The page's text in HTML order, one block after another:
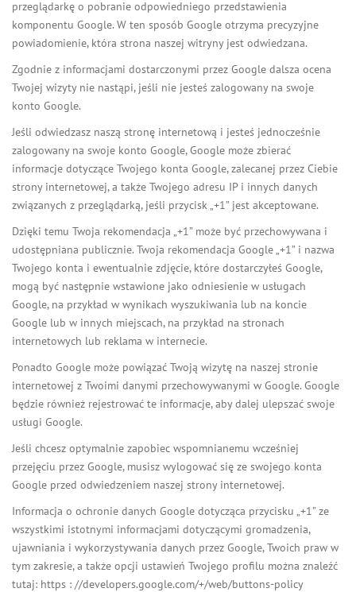
przeglądarkę o pobranie odpowiedniego przedstawienia
komponentu Google. W ten sposób Google otrzyma precyzyjne
powiadomienie, która strona naszej witryny jest odwiedzana.
Zgodnie z informacjami dostarczonymi przez Google dalsza ocena
Twojej wizyty nie nastąpi, jeśli nie jesteś zalogowany na swoje
konto Google.
Jeśli odwiedzasz naszą stronę internetową i jesteś jednocześnie
zalogowany na swoje konto Google, Google może zbierać
informacje dotyczące Twojego konta Google, zalecanej przez Ciebie
strony internetowej, a także Twojego adresu IP i innych danych
związanych z przeglądarką, jeśli przycisk „+1” jest akceptowane.
Dzięki temu Twoja rekomendacja „+1” może być przechowywana i
udostępniana publicznie. Twoja rekomendacja Google „+1” i nazwa
Twojego konta i ewentualnie zdjęcie, które dostarczyłeś Google,
mogą być następnie wstawione jako odniesienie w usługach
Google, na przykład w wynikach wyszukiwania lub na koncie
Google lub w innych miejscach, na przykład na stronach
internetowych lub reklama w internecie.
Ponadto Google może powiązać Twoją wizytę na naszej stronie
internetowej z Twoimi danymi przechowywanymi w Google. Google
będzie również rejestrować te informacje, aby dalej ulepszać swoje
usługi Google.
Jeśli chcesz optymalnie zapobiec wspomnianemu wcześniej
przejęciu przez Google, musisz wylogować się ze swojego konta
Google przed odwiedzeniem naszej strony internetowej.
Informacja o ochronie danych Google dotycząca przycisku „+1” ze
wszystkimi istotnymi informacjami dotyczącymi gromadzenia,
ujawniania i wykorzystywania danych przez Google, Twoich praw w
tym zakresie, a także opcji ustawień Twojego profilu można znaleźć
tutaj: https : //developers.google.com/+/web/buttons-policy